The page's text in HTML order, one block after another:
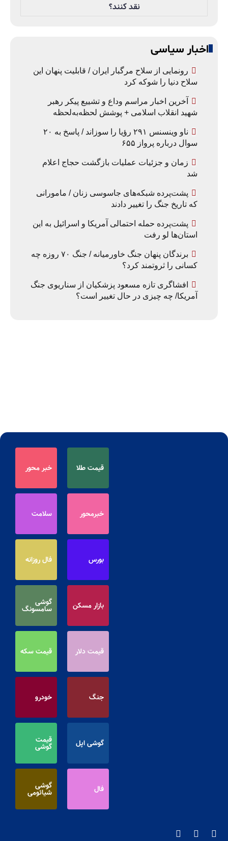
نقد کنند؟
اخبار سیاسی
رونمایی از سلاح مرگبار ایران / قابلیت پنهان این
سلاح دنیا را شوکه کرد
آخرین اخبار مراسم وداع و تشییع پیکر رهبر
شهید انقلاب اسلامی + پوشش لحظه‌به‌لحظه
ناو وینسنس ۲۹۱ رؤیا را سوزاند / پاسخ به ۲۰
سوال درباره پرواز ۶۵۵
زمان و جزئیات عملیات بازگشت حجاج اعلام
شد
پشت‌پرده شبکه‌های جاسوسی زنان / مامورانی
که تاریخ جنگ را تغییر دادند
پشت‌پرده حمله احتمالی آمریکا و اسرائیل به این
استان‌ها لو رفت
برندگان پنهان جنگ خاورمیانه / جنگ ۷۰ روزه چه
کسانی را ثروتمند کرد؟
افشاگری تازه مسعود پزشکیان از سناریوی جنگ
آمریکا/ چه چیزی در حال تغییر است؟
قیمت طلا خبر محور
خبرمحور سلامت
بورس فال روزانه
بازار مسکن گوشی
سامسونگ
قیمت دلار قیمت سکه
جنگ خودرو
گوشی اپل قیمت
گوشی
فال گوشی
شیائومی